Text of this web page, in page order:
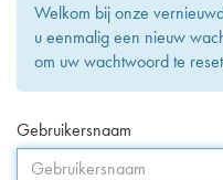
Welkom bij onze
u eenmalig een nieuw
om uw wachtwoord te
Gebruikersnaam